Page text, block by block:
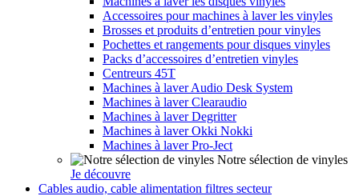
Accessoires pour machines à laver les vinyles
Brosses et produits d’entretien pour vinyles
Pochettes et rangements pour disques vinyles
Packs d’accessoires d’entretien vinyles
Centreurs 45T
Machines à laver Audio Desk System
Machines à laver Clearaudio
Machines à laver Degritter
Machines à laver Okki Nokki
Machines à laver Pro-Ject
Notre sélection de vinyles
Je découvre
Cables audio, cable alimentation filtres secteur